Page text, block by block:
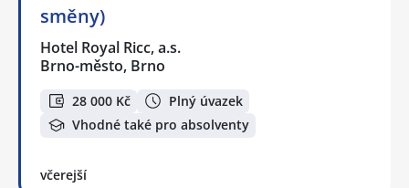
směny)
Hotel Royal Ricc, a.s.
Brno-město, Brno
28 000 Kč
Plný úvazek
Vhodné také pro absolventy
včerejší